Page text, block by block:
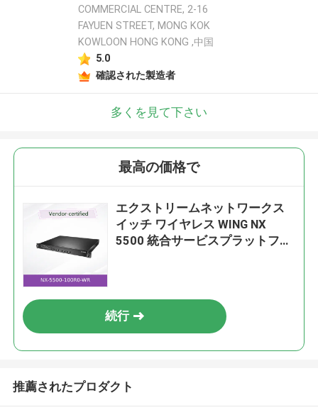
COMMERCIAL CENTRE, 2-16
FAYUEN STREET, MONG KOK
KOWLOON HONG KONG ,中国
5.0
確認された製造者
多くを見て下さい
最高の価格で
エクストリームネットワークス
イッチ ワイヤレス WING NX
5500 統合サービスプラットフォ
続行
推薦されたプロダクト